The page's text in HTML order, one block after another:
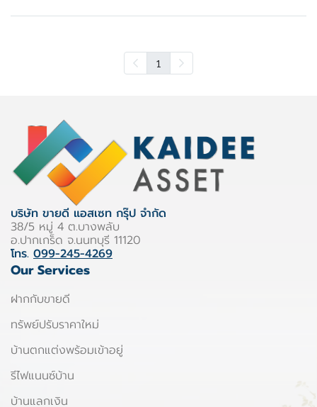
1
บริษัท ขายดี แอสเซท กรุ๊ป จำกัด
38/5 หมู่ 4 ต.บางพลับ
อ.ปากเกร็ด จ.นนทบุรี 11120
โทร. 099-245-4269
Our Services
ฝากกับขายดี
ทรัพย์ปรับราคาใหม่
บ้านตกแต่งพร้อมเข้าอยู่
รีไฟแนนซ์บ้าน
บ้านแลกเงิน